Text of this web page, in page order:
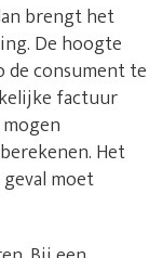
brengt het
De hoogte
de consument te
factuur
Het
moet